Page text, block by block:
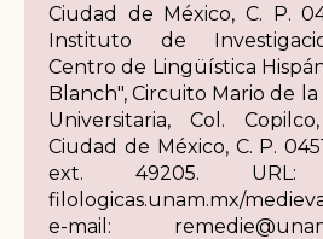
Ciudad de México, C. P.
Instituto de
Centro de Lingüística
Blanch", Circuito Mario de la
Universitaria, Col.
Ciudad de México, C. P.
ext. 49205. URL:
filologicas.unam.mx/
e-mail: